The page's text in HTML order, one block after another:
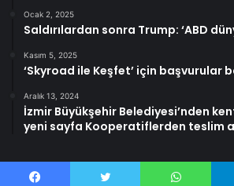
Ocak 2, 2025
Saldırılardan sonra Trump: ‘ABD
Kasım 5, 2025
‘Skyroad ile Keşfet’ için başvurular
Aralık 13, 2024
İzmir Büyükşehir Belediyesi’nden
yeni sayfa Kooperatiflerden teslim